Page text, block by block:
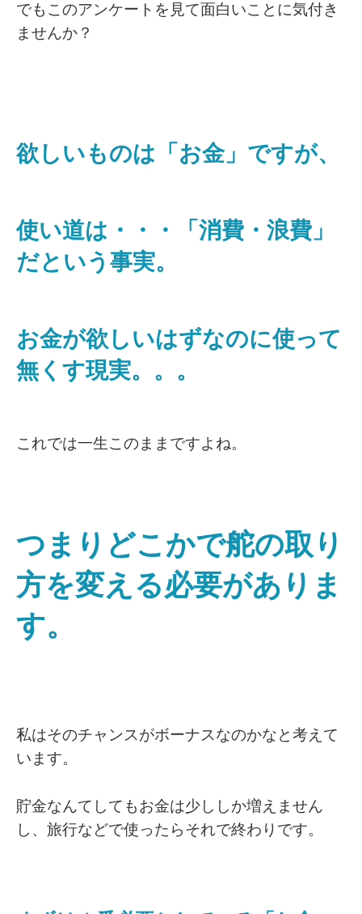
でもこのアンケートを見て面白いことに気付き
ませんか？
欲しいものは「お金」ですが、
使い道は・・・「消費・浪費」
だという事実。
お金が欲しいはずなのに使って
無くす現実。。。
これでは一生このままですよね。
つまりどこかで舵の取り
方を変える必要がありま
す。
私はそのチャンスがボーナスなのかなと考えて
います。
貯金なんてしてもお金は少ししか増えません
し、旅行などで使ったらそれで終わりです。